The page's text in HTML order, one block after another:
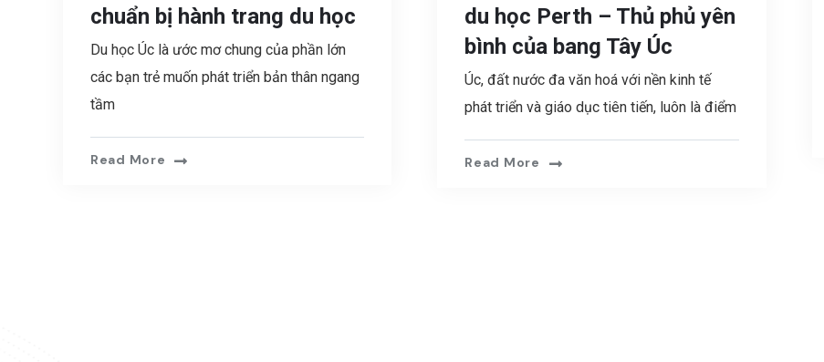
chuẩn bị hành trang du học
Du học Úc là ước mơ chung của phần lớn
các bạn trẻ muốn phát triển bản thân ngang
tầm
Read More
du học Perth – Thủ phủ yên
bình của bang Tây Úc
Úc, đất nước đa văn hoá với nền kinh tế
phát triển và giáo dục tiên tiến, luôn là điểm
Read More